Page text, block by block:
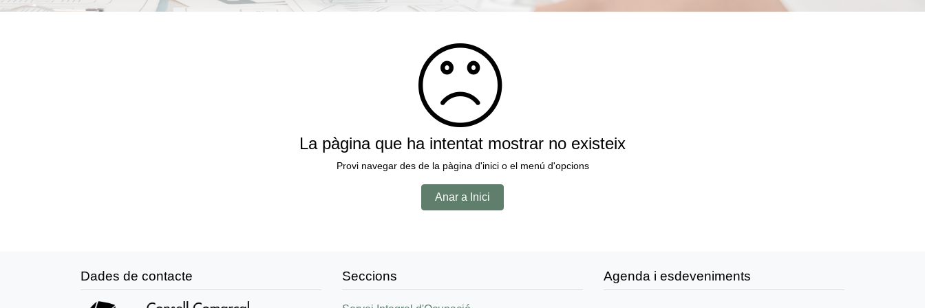
La pàgina que ha intentat mostrar no existeix
Provi navegar des de la pàgina d'inici o el menú d'opcions
Anar a Inici
Dades de contacte Seccions Agenda i esdeveniments